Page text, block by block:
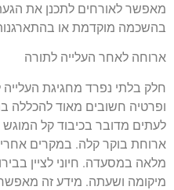
מאפשר לאורחים לתכנן את
בהשכמה מוקדמת או בהתארגנות
ארוחה לאחר העלייה לתורה
חלק בלתי נפרד מחגיגת
ופרטיה חשובים מאוד להכללה
לעתים מדובר בכיבוד קל
ארוחת בוקר קלה. במקרים
מלאה במסעדה. חיוני לציין
מיקומה ושעתה. מידע זה